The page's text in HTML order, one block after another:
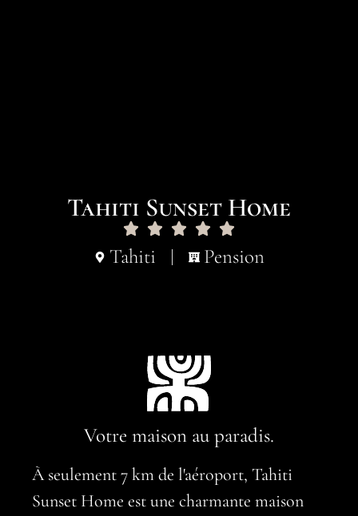
Tahiti Sunset Home
Tahiti Pension
Votre maison au paradis.
À seulement 7 km de l'aéroport, Tahiti
Sunset Home est une charmante maison